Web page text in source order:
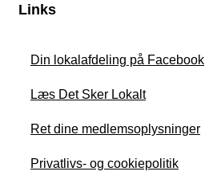
Links
Din lokalafdeling på Facebook
Læs Det Sker Lokalt
Ret dine medlemsoplysninger
Privatlivs- og cookiepolitik